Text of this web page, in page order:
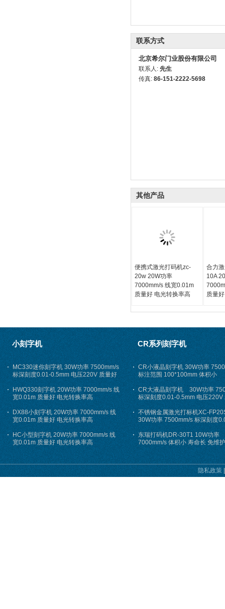
联系方式
北京希尔门业股份有限公司
联系人: 先生
传真: 86-151-2222-5698
其他产品
便携式激光打码机zc-
20w 20W功率
7000mm/s 线宽0.01m
质量好 电光转换率高
合力
10A
质量
小刻字机
MC330迷你刻字机 30W功率 7500mm/s
标深刻度0.01-0.5mm 电压220V 质量好
HWQ330刻字机 20W功率 7000mm/s 线
宽0.01m 质量好 电光转换率高
DX88小刻字机 20W功率 7000mm/s 线
宽0.01m 质量好 电光转换率高
HC小型刻字机 20W功率 7000mm/s 线
宽0.01m 质量好 电光转换率高
CR系列刻字机
CR小液晶刻字机 30W功率
标注范围 100*100mm 体积小
CR大液晶刻字机 30W功率
标深刻度0.01-0.5mm 电压220V
不锈钢金属激光打标机XC-
30W功率 7500mm/s 标深刻度
0.5mm 电压220V 质量好
东瑞打码机DR-30T1 10W功率
7000mm/s 体积小 寿命长 免维护
隐私政策|